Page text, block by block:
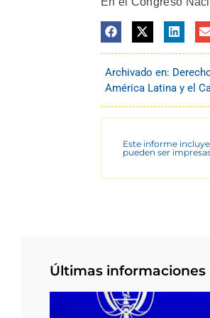
Archivado en:
América Latina y el
Este informe
pueden ser
Últimas informaciones